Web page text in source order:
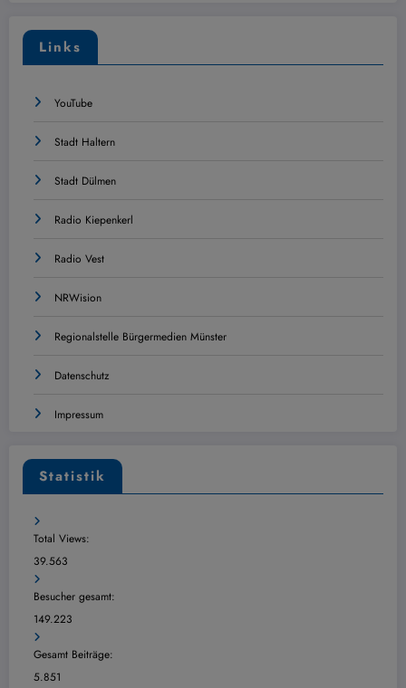
Links
YouTube
Stadt Haltern
Stadt Dülmen
Radio Kiepenkerl
Radio Vest
NRWision
Regionalstelle Bürgermedien Münster
Datenschutz
Impressum
Statistik
Total Views:
39.563
Besucher gesamt:
149.223
Gesamt Beiträge:
5.851